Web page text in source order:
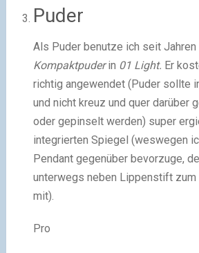
Puder
Als Puder benutze ich seit Jahren
Kompaktpuderin 01 Light. Er
richtig angewendet (Puder sollte
und nicht kreuz und quer darüber
oder gepinselt werden) super
integrierten Spiegel (weswegen
Pendant gegenüber bevorzuge,
unterwegs neben Lippenstift zum
mit).
Pro